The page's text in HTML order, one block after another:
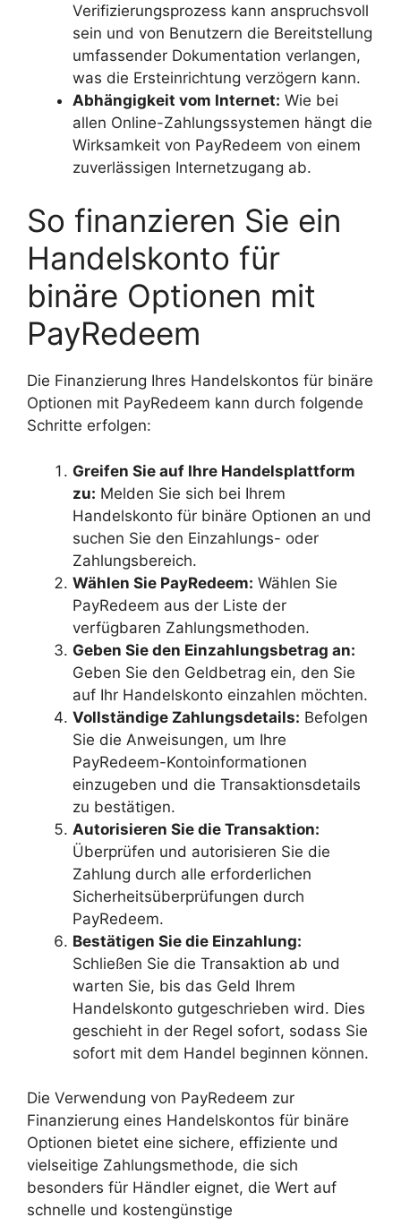
Verifizierungsprozess kann anspruchsvoll
sein und von Benutzern die Bereitstellung
umfassender Dokumentation verlangen,
was die Ersteinrichtung verzögern kann.
Abhängigkeit vom Internet: Wie bei
allen Online-Zahlungssystemen hängt die
Wirksamkeit von PayRedeem von einem
zuverlässigen Internetzugang ab.
So finanzieren Sie ein
Handelskonto für
binäre Optionen mit
PayRedeem
Die Finanzierung Ihres Handelskontos für binäre
Optionen mit PayRedeem kann durch folgende
Schritte erfolgen:
Greifen Sie auf Ihre Handelsplattform
zu: Melden Sie sich bei Ihrem
Handelskonto für binäre Optionen an und
suchen Sie den Einzahlungs- oder
Zahlungsbereich.
Wählen Sie PayRedeem: Wählen Sie
PayRedeem aus der Liste der
verfügbaren Zahlungsmethoden.
Geben Sie den Einzahlungsbetrag an:
Geben Sie den Geldbetrag ein, den Sie
auf Ihr Handelskonto einzahlen möchten.
Vollständige Zahlungsdetails: Befolgen
Sie die Anweisungen, um Ihre
PayRedeem-Kontoinformationen
einzugeben und die Transaktionsdetails
zu bestätigen.
Autorisieren Sie die Transaktion:
Überprüfen und autorisieren Sie die
Zahlung durch alle erforderlichen
Sicherheitsüberprüfungen durch
PayRedeem.
Bestätigen Sie die Einzahlung:
Schließen Sie die Transaktion ab und
warten Sie, bis das Geld Ihrem
Handelskonto gutgeschrieben wird. Dies
geschieht in der Regel sofort, sodass Sie
sofort mit dem Handel beginnen können.
Die Verwendung von PayRedeem zur
Finanzierung eines Handelskontos für binäre
Optionen bietet eine sichere, effiziente und
vielseitige Zahlungsmethode, die sich
besonders für Händler eignet, die Wert auf
schnelle und kostengünstige